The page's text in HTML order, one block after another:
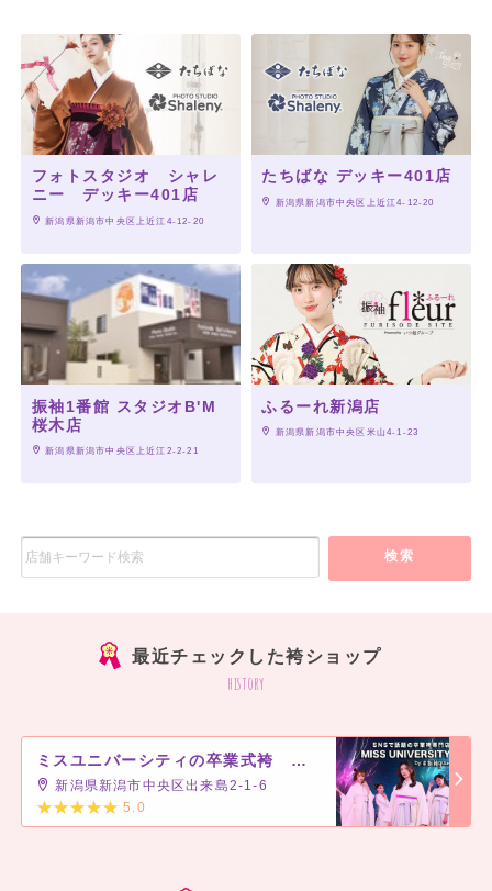
フォトスタジオ シャレ
ニー デッキー401店
新潟県新潟市中央区上近江4-12-20
たちばな デッキー401店
新潟県新潟市中央区上近江4-12-20
振袖1番館 スタジオB'M
桜木店
新潟県新潟市中央区上近江2-2-21
ふるーれ新潟店
新潟県新潟市中央区米山4-1-23
検索
最近チェックした袴ショップ
history
ミスユニバーシティの卒業式袴 新潟店
新潟県新潟市中央区出来島2-1-6
5.0